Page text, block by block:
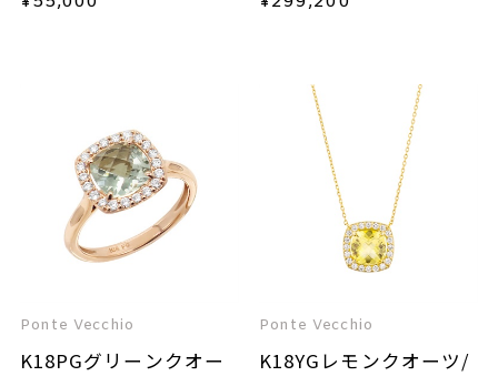
Ponte Vecchio
K18PGグリーンクオー
Ponte Vecchio
K18YGレモンクオーツ/